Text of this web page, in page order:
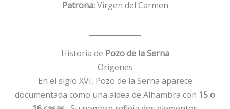
Patrona:Virgen del Carmen
Historia de Pozo de la Serna
Orígenes
En el siglo XVI, Pozo de la Serna aparece
documentada como una aldea de Alhambra con 15 o